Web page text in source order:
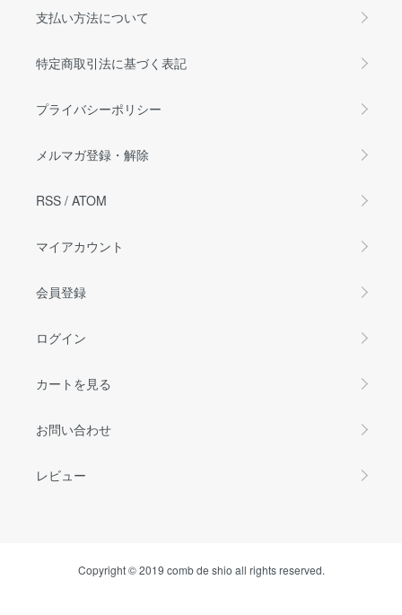
支払い方法について
特定商取引法に基づく表記
プライバシーポリシー
メルマガ登録・解除
RSS / ATOM
マイアカウント
会員登録
ログイン
カートを見る
お問い合わせ
レビュー
Copyright © 2019 comb de shio all rights reserved.